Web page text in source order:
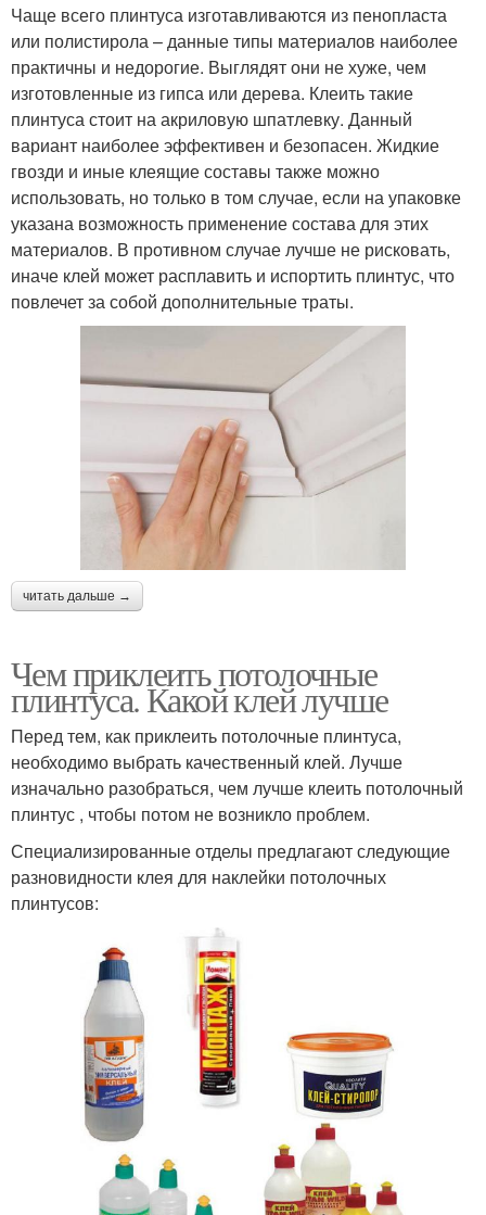
Чаще всего плинтуса изготавливаются из пенопласта
или полистирола – данные типы материалов наиболее
практичны и недорогие. Выглядят они не хуже, чем
изготовленные из гипса или дерева. Клеить такие
плинтуса стоит на акриловую шпатлевку. Данный
вариант наиболее эффективен и безопасен. Жидкие
гвозди и иные клеящие составы также можно
использовать, но только в том случае, если на упаковке
указана возможность применение состава для этих
материалов. В противном случае лучше не рисковать,
иначе клей может расплавить и испортить плинтус, что
повлечет за собой дополнительные траты.
читать дальше →
Чем приклеить потолочные
плинтуса. Какой клей лучше
Перед тем, как приклеить потолочные плинтуса,
необходимо выбрать качественный клей. Лучше
изначально разобраться, чем лучше клеить потолочный
плинтус , чтобы потом не возникло проблем.
Специализированные отделы предлагают следующие
разновидности клея для наклейки потолочных
плинтусов: